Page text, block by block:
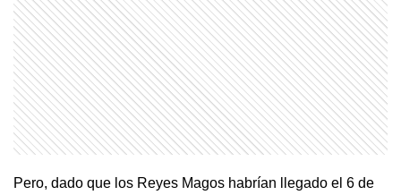
Pero, dado que los Reyes Magos habrían llegado el 6 de